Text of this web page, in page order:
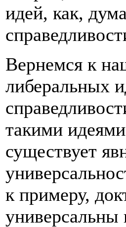
идей, как,
Вернемся к
либеральных
такими
существует
к примеру,
универсальны